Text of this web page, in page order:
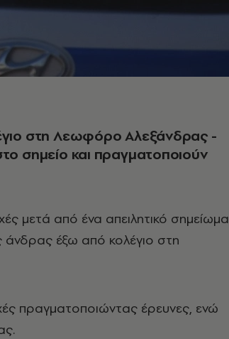
στη Λεωφόρο Αλεξάνδρας -
σημείο και πραγματοποιούν
μετά από ένα απειλητικό σημείωμα
έξω από κολέγιο στη
πραγματοποιώντας έρευνες, ενώ